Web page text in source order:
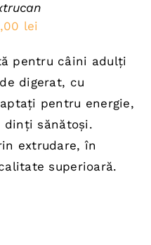
lei.
lei
este:
100,00 lei.
pentru câini adulți
digerat, cu
pentru energie,
sănătoși.
extrudare, în
superioară.